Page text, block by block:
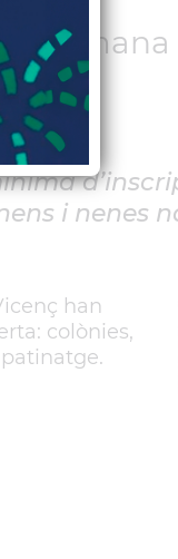
setmana
i nenes
han
colònies,